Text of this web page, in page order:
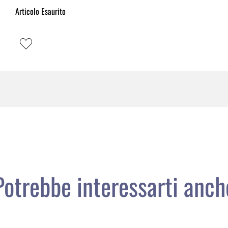
Articolo Esaurito
interessarti